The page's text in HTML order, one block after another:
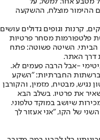
ההימור מוצלח, ההשקעה
קרנות וגופים גדולים עושים
פלטפורמות מסחר פרטיות
הביתי. השיטה פשוטה: פתח
דרך האתר.
-אבל הרבה פעמים לא.
ברשתות החברתיות: "השקע
נגיש, מבטיח, מזמין, והקורבן
את פרטיו. בשלב הבא
שיושב במוקד טלפוני.
של הקו, "אני אעזור לך